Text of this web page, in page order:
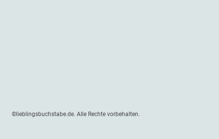
©lieblingsbuchstabe.de. Alle Rechte vorbehalten.